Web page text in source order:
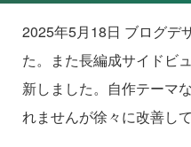
2025年5月18日 ブログデ
た。また長編成サイドビ
新しました。自作テーマ
れませんが徐々に改善し